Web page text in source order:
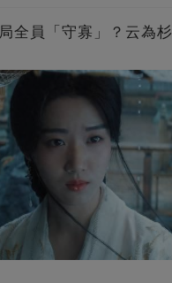
全員「守寡」？云為